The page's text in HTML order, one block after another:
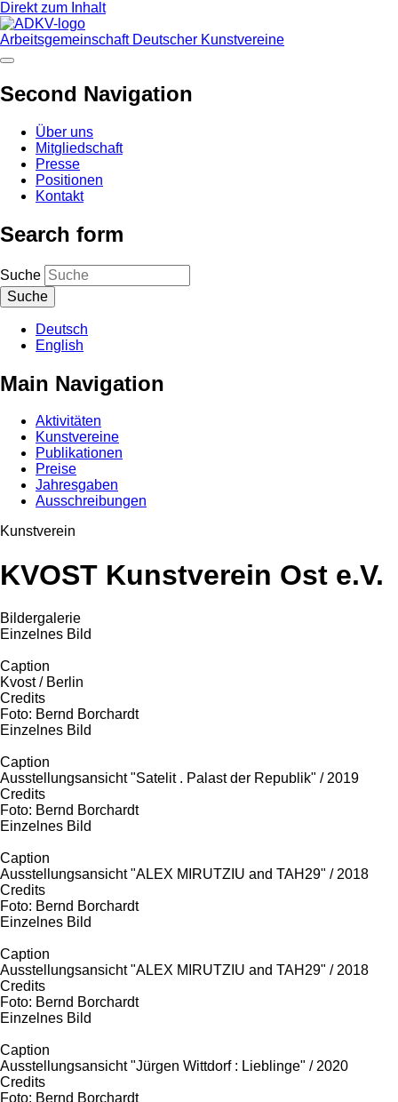
Direkt zum Inhalt
Arbeitsgemeinschaft Deutscher Kunstvereine
Second Navigation
Über uns
Mitgliedschaft
Presse
Positionen
Kontakt
Search form
Suche
Deutsch
English
Main Navigation
Aktivitäten
Kunstvereine
Publikationen
Preise
Jahresgaben
Ausschreibungen
Kunstverein
KVOST Kunstverein Ost e.V.
Bildergalerie
Einzelnes Bild
Caption
Kvost / Berlin
Credits
Foto: Bernd Borchardt
Einzelnes Bild
Caption
Ausstellungsansicht "Satelit . Palast der Republik" / 2019
Credits
Foto: Bernd Borchardt
Einzelnes Bild
Caption
Ausstellungsansicht "ALEX MIRUTZIU and TAH29" / 2018
Credits
Foto: Bernd Borchardt
Einzelnes Bild
Caption
Ausstellungsansicht "ALEX MIRUTZIU and TAH29" / 2018
Credits
Foto: Bernd Borchardt
Einzelnes Bild
Caption
Ausstellungsansicht "Jürgen Wittdorf : Lieblinge" / 2020
Credits
Foto: Bernd Borchardt